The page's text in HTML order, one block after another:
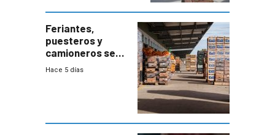
Feriantes,
puesteros y
camioneros se
movilizaron en
Hace 5 días